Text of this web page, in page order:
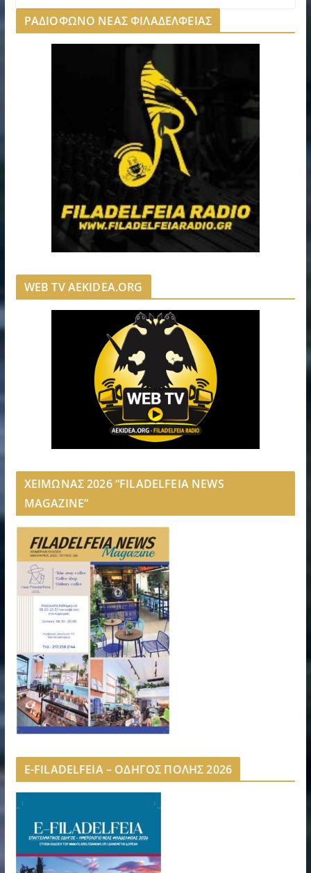
ΡΑΔΙΟΦΩΝΟ ΝΕΑΣ ΦΙΛΑΔΕΛΦΕΙΑΣ
WEB TV AEKIDEA.ORG
ΧΕΙΜΩΝΑΣ 2026 “FILADELFEIA NEWS
MAGAZINE”
E-FILADELFEIA – ΟΔΗΓΟΣ ΠΟΛΗΣ 2026